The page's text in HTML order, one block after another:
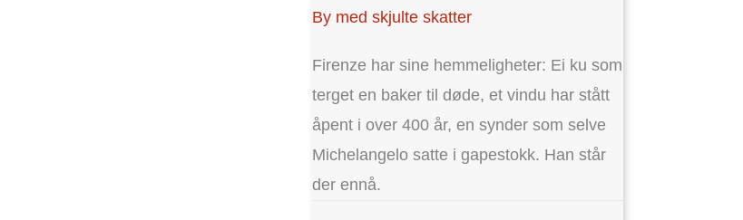
By med skjulte skatter
Firenze har sine hemmeligheter: Ei ku som
terget en baker til døde, et vindu har stått
åpent i over 400 år, en synder som selve
Michelangelo satte i gapestokk. Han står
der ennå.